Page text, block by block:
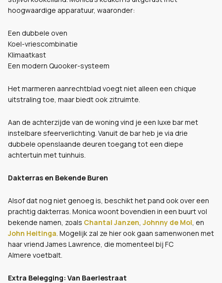
hoogwaardige apparatuur, waaronder:
Een dubbele oven
Koel-vriescombinatie
Klimaatkast
Een modern Quooker-systeem
Het marmeren aanrechtblad voegt niet alleen een chique
uitstraling toe, maar biedt ook zitruimte.
Aan de achterzijde van de woning vind je een luxe bar met
instelbare sfeerverlichting. Vanuit de bar heb je via drie
dubbele openslaande deuren toegang tot een diepe
achtertuin met tuinhuis.
Dakterras en Bekende Buren
Alsof dat nog niet genoeg is, beschikt het pand ook over een
prachtig dakterras. Monica woont bovendien in een buurt vol
bekende namen, zoals Chantal Janzen, Johnny de Mol, en
John Heitinga. Mogelijk zal ze hier ook gaan samenwonen met
haar vriend James Lawrence, die momenteel bij FC
Almere voetbalt.
Extra Belegging: Van Baerlestraat